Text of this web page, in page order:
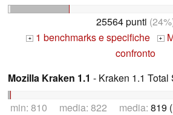
25564 punti
+ 1 benchmarks e specifiche +
confronto
Mozilla Kraken 1.1 - Kraken 1.1 Total
min: 810 media: 822 media: 819